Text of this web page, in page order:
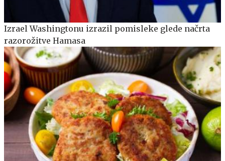
Izrael Washingtonu izrazil pomisleke glede načrta
razorožitve Hamasa